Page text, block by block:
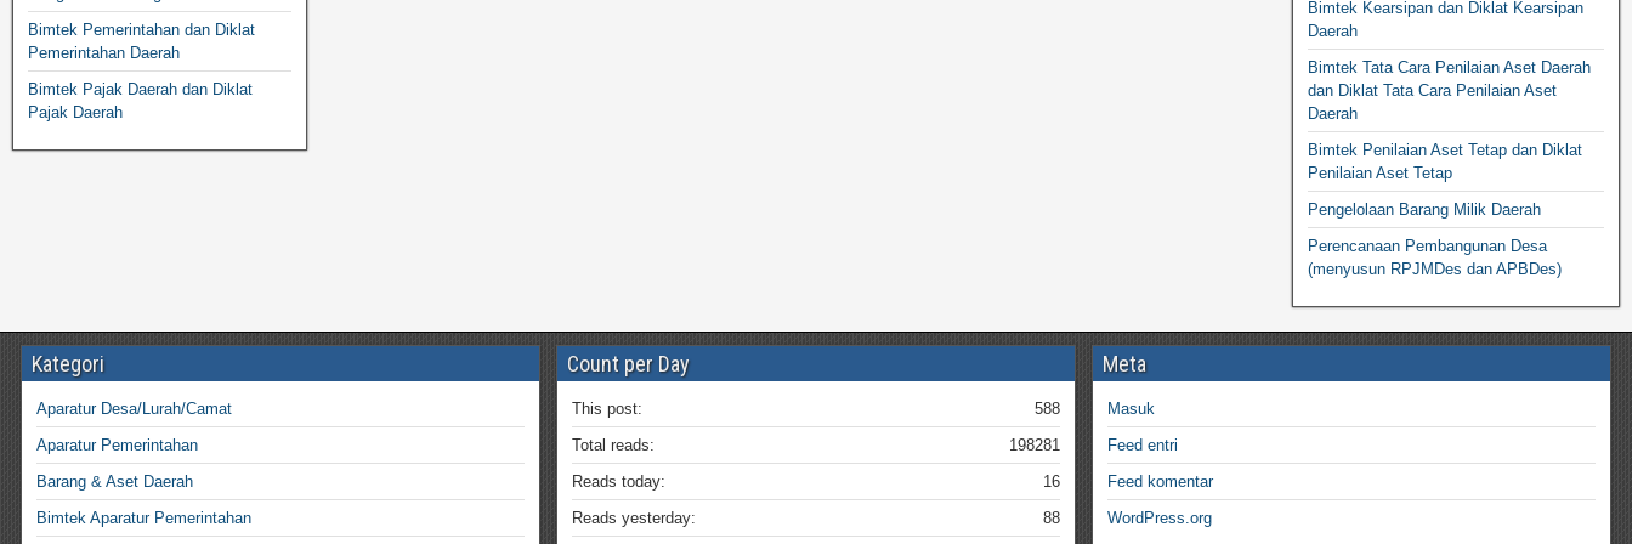
Bimtek Pemerintahan dan Diklat
Pemerintahan Daerah
Bimtek Pajak Daerah dan Diklat
Pajak Daerah
Bimtek Kearsipan dan Diklat Kearsipan
Daerah
Bimtek Tata Cara Penilaian Aset Daerah
dan Diklat Tata Cara Penilaian Aset
Daerah
Bimtek Penilaian Aset Tetap dan Diklat
Penilaian Aset Tetap
Pengelolaan Barang Milik Daerah
Perencanaan Pembangunan Desa
(menyusun RPJMDes dan APBDes)
Kategori
Aparatur Desa/Lurah/Camat
Aparatur Pemerintahan
Barang & Aset Daerah
Bimtek Aparatur Pemerintahan
Count per Day
588
This post:
198281
Total reads:
16
Reads today:
88
Reads yesterday:
Meta
Masuk
Feed entri
Feed komentar
WordPress.org